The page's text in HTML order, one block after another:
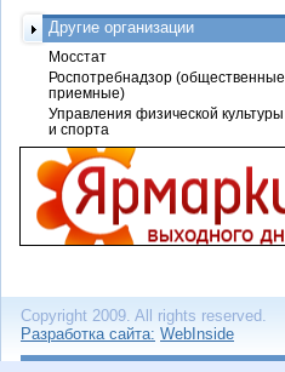
Другие организации
Мосстат
Роспотребнадзор (общественные
приемные)
Управления физической культуры
и спорта
Copyright 2009. All rights reserved.
Разработка сайта: WebInside